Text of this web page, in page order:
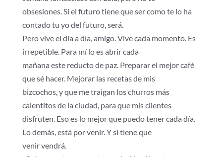
obsesiones. Si el futuro tiene que ser como te lo ha
contado tu yo del futuro, será.
Pero vive el día a día, amigo. Vive cada momento. Es
irrepetible. Para mí lo es abrir cada
mañana este reducto de paz. Preparar el mejor café
que sé hacer. Mejorar las recetas de mis
bizcochos, y que me traigan los churros más
calentitos de la ciudad, para que mis clientes
disfruten. Eso es lo mejor que puedo tener cada día.
Lo demás, está por venir. Y si tiene que
venir vendrá.